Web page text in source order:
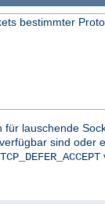
bestimmter
lauschende
sind
TCP_DEFER_ACCEPT